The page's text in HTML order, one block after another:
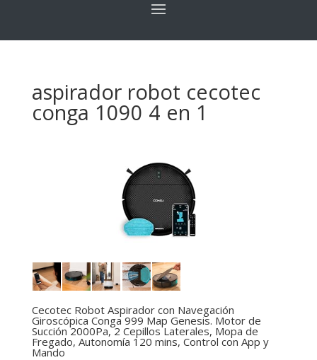
aspirador robot cecotec
conga 1090 4 en 1
Cecotec Robot Aspirador con Navegación
Giroscópica Conga 999 Map Genesis. Motor de
Succión 2000Pa, 2 Cepillos Laterales, Mopa de
Fregado, Autonomía 120 mins, Control con App y
Mando